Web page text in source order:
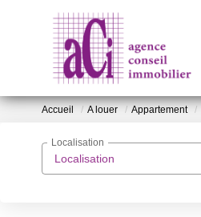
Accueil A louer Appartement
Localisation
Localisation